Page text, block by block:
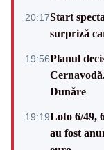
20:17Start
surpriză
19:56Planul
Dunăre
19:19Loto 6/49,
au fost